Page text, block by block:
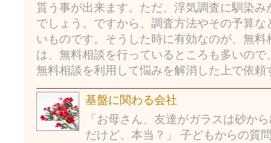
貰う事が出来ます。ただ、浮気調査に馴染
でしょう。ですから、調査方法やその予算
いものです。そうした時に有効なのが、無
は、無料相談を行っているところも多いの
無料相談を利用して悩みを解消した上で依
基盤に関わる会社
「お母さん、友達がガラスは砂か
だけど、本当？」 子どもからの質